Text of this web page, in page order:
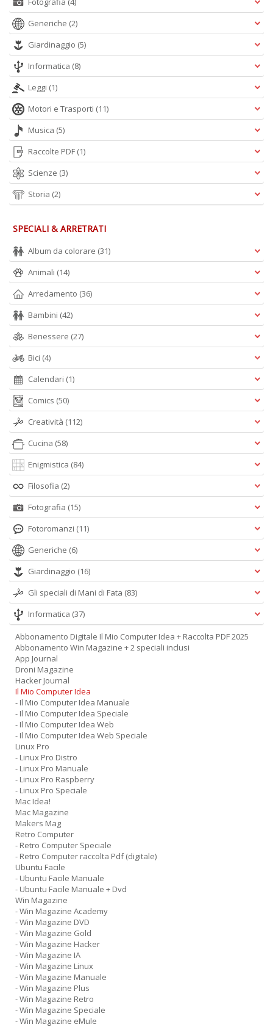
Generiche (2)
Giardinaggio (5)
Informatica (8)
Leggi (1)
Motori e Trasporti (11)
Musica (5)
Raccolte PDF (1)
Scienze (3)
Storia (2)
SPECIALI & ARRETRATI
Album da colorare (31)
Animali (14)
Arredamento (36)
Bambini (42)
Benessere (27)
Bici (4)
Calendari (1)
Comics (50)
Creatività (112)
Cucina (58)
Enigmistica (84)
Filosofia (2)
Fotografia (15)
Fotoromanzi (11)
Generiche (6)
Giardinaggio (16)
Gli speciali di Mani di Fata (83)
Informatica (37)
Abbonamento Digitale Il Mio Computer Idea + Raccolta PDF 2025
Abbonamento Win Magazine + 2 speciali inclusi
App Journal
Droni Magazine
Hacker Journal
Il Mio Computer Idea
- Il Mio Computer Idea Manuale
- Il Mio Computer Idea Speciale
- Il Mio Computer Idea Web
- Il Mio Computer Idea Web Speciale
Linux Pro
- Linux Pro Distro
- Linux Pro Manuale
- Linux Pro Raspberry
- Linux Pro Speciale
Mac Idea!
Mac Magazine
Makers Mag
Retro Computer
- Retro Computer Speciale
- Retro Computer raccolta Pdf (digitale)
Ubuntu Facile
- Ubuntu Facile Manuale
- Ubuntu Facile Manuale + Dvd
Win Magazine
- Win Magazine Academy
- Win Magazine DVD
- Win Magazine Gold
- Win Magazine Hacker
- Win Magazine IA
- Win Magazine Linux
- Win Magazine Manuale
- Win Magazine Plus
- Win Magazine Retro
- Win Magazine Speciale
- Win Magazine eMule